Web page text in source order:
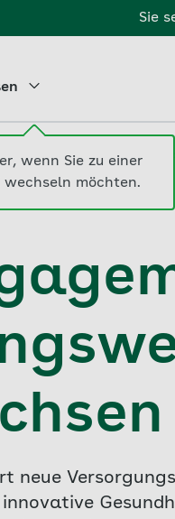
Tarife Medizin &
Versorgungswege
neue